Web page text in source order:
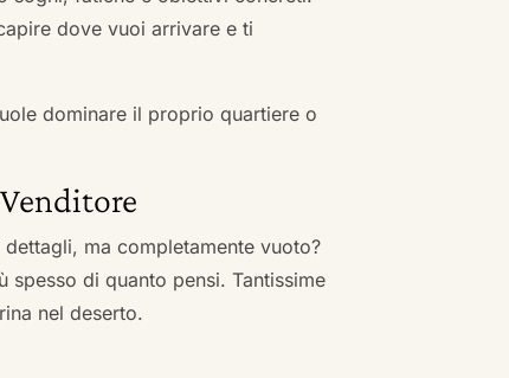
dove vuoi arrivare e ti
dominare il proprio quartiere o
ma completamente vuoto?
di quanto pensi. Tantissime
nel deserto.